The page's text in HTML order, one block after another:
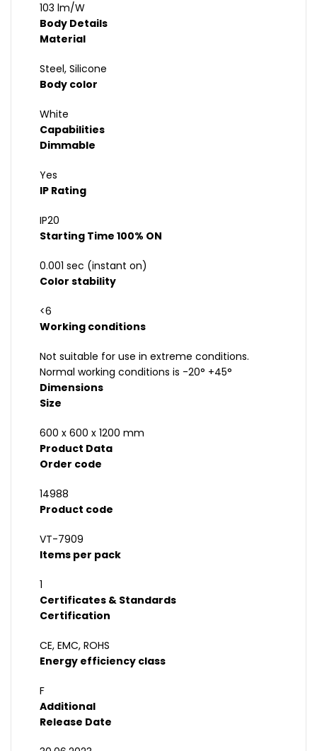
103 lm/W
Body Details
Material
Steel, Silicone
Body color
White
Capabilities
Dimmable
Yes
IP Rating
IP20
Starting Time 100% ON
0.001 sec (instant on)
Color stability
<6
Working conditions
Not suitable for use in extreme conditions.
Normal working conditions is -20° +45°
Dimensions
Size
600 x 600 x 1200 mm
Product Data
Order code
14988
Product code
VT-7909
Items per pack
1
Certificates & Standards
Certification
CE, EMC, ROHS
Energy efficiency class
F
Additional
Release Date